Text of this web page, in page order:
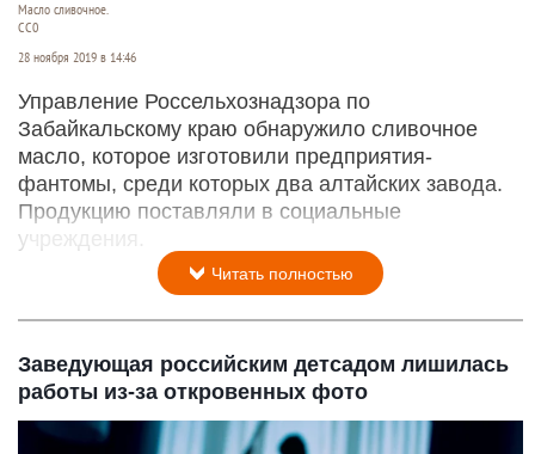
Масло сливочное.
СС0
28 ноября 2019 в 14:46
Управление Россельхознадзора по
Забайкальскому краю обнаружило сливочное
масло, которое изготовили предприятия-
фантомы, среди которых два алтайских завода.
Продукцию поставляли в социальные
учреждения.
Читать полностью
Заведующая российским детсадом лишилась
работы из-за откровенных фото